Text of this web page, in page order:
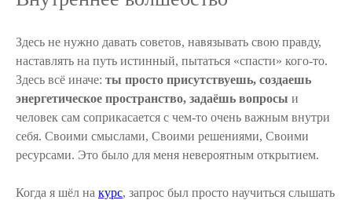
Здесь не нужно давать советов, навязывать свою правду,
наставлять на путь истинный, пытаться «спасти» кого-то.
Здесь всё иначе: ты просто присутствуешь, создаешь
энергетическое пространство, задаёшь вопросы и
человек сам соприкасается с чем-то очень важным внутри
себя. Своими смыслами, Своими решениями, Своими
ресурсами. Это было для меня невероятным открытием.
Когда я шёл на курс, запрос был просто научиться слышать